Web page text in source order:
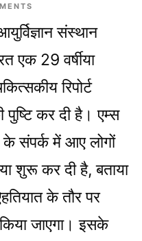
संस्थान
एक 29 वर्षीया
रिपोर्ट
कर दी है। एम्स
संपर्क में आए लोगों
शुरू कर दी है, बताया
के तौर पर
जाएगा। इसके